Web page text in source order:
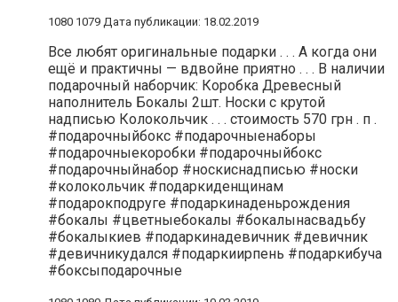
1080 1079 Дата публикации: 18.02.2019
Все любят оригинальные подарки . . . А когда они
ещё и практичны — вдвойне приятно . . . В наличии
подарочный наборчик: Коробка Древесный
наполнитель Бокалы 2шт. Носки с крутой
надписью Колокольчик . . . стоимость 570 грн . п .
#подарочныйбокс #подарочныенаборы
#подарочныекоробки #подарочныйбокс
#подарочныйнабор #носкиснадписью #носки
#колокольчик #подаркиденщинам
#подарокподруге #подаркинаденьрождения
#бокалы #цветныебокалы #бокалынасвадьбу
#бокалыкиев #подаркинадевичник #девичник
#девичникудался #подаркиирпень #подаркибуча
#боксыподарочные